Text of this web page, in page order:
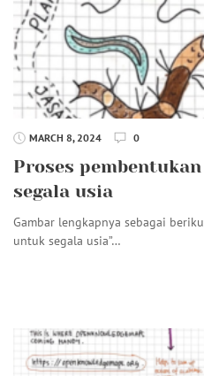
MARCH 8, 2024 0
Proses
segala usia
Gambar lengkapnya sebagai
untuk segala usia”…